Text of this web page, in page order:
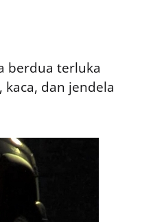
berdua terluka
dan jendela